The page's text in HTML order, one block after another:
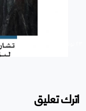
اترك تعليق